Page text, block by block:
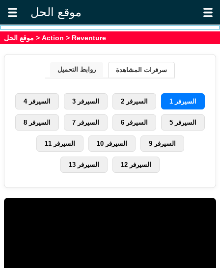
موقع الحل
موقع الحل > Action > Reventure
سرفرات المشاهدة روابط التحميل
السيرفر 1 السيرفر 2 السيرفر 3 السيرفر 4
السيرفر 5 السيرفر 6 السيرفر 7 السيرفر 8
السيرفر 9 السيرفر 10 السيرفر 11
السيرفر 12 السيرفر 13